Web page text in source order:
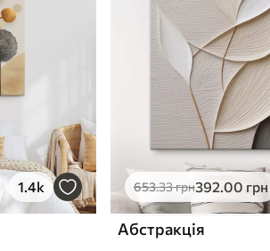
1.4k 653.33грн392.00 грн
Абстракція